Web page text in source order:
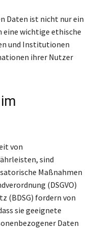
Daten ist nicht nur ein
eine wichtige ethische
und Institutionen
ihrer Nutzer
von
sind
Maßnahmen
(DSGVO)
(BDSG) fordern von
sie geeignete
Daten